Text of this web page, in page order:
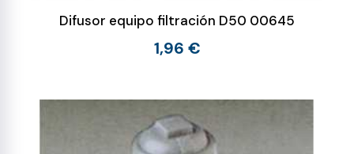
Difusor equipo filtración D50 00645
1,96 €